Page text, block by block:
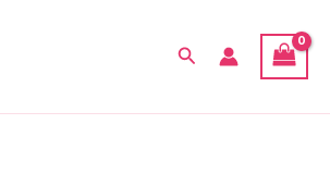
Szukaj